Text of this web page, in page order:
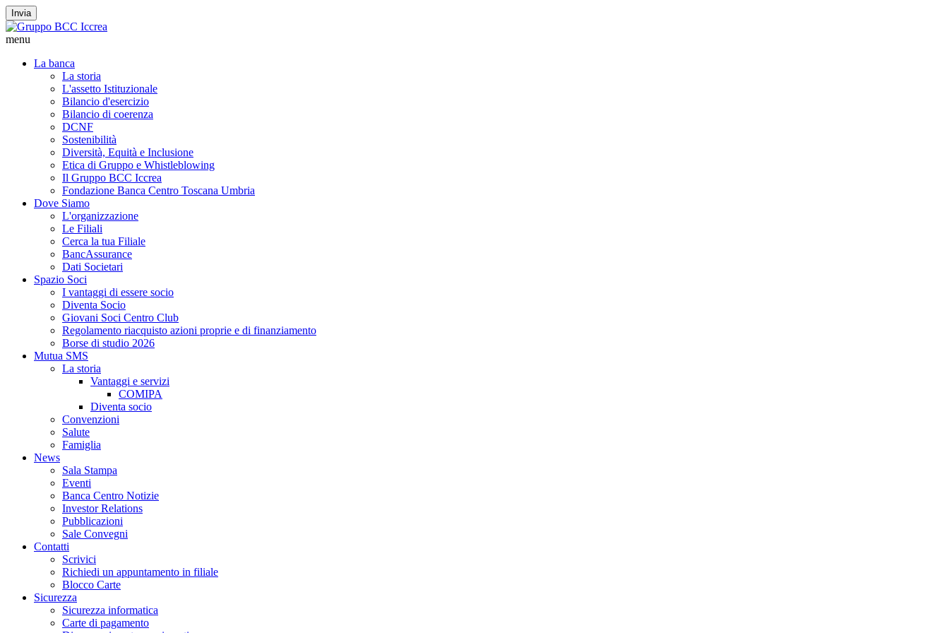
Invia
menu
La banca
La storia
L'assetto Istituzionale
Bilancio d'esercizio
Bilancio di coerenza
DCNF
Sostenibilità
Diversità, Equità e Inclusione
Etica di Gruppo e Whistleblowing
Il Gruppo BCC Iccrea
Fondazione Banca Centro Toscana Umbria
Dove Siamo
L'organizzazione
Le Filiali
Cerca la tua Filiale
BancAssurance
Dati Societari
Spazio Soci
I vantaggi di essere socio
Diventa Socio
Giovani Soci Centro Club
Regolamento riacquisto azioni proprie e di finanziamento
Borse di studio 2026
Mutua SMS
La storia
Vantaggi e servizi
COMIPA
Diventa socio
Convenzioni
Salute
Famiglia
News
Sala Stampa
Eventi
Banca Centro Notizie
Investor Relations
Pubblicazioni
Sale Convegni
Contatti
Scrivici
Richiedi un appuntamento in filiale
Blocco Carte
Sicurezza
Sicurezza informatica
Carte di pagamento